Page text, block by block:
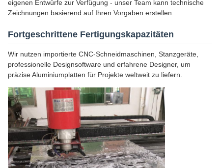
eigenen Entwürfe zur Verfügung - unser Team kann technische
Zeichnungen basierend auf Ihren Vorgaben erstellen.
Fortgeschrittene Fertigungskapazitäten
Wir nutzen importierte CNC-Schneidmaschinen, Stanzgeräte,
professionelle Designsoftware und erfahrene Designer, um
präzise Aluminiumplatten für Projekte weltweit zu liefern.